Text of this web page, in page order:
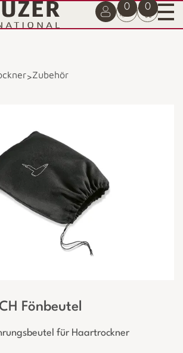
0 0
>Zubehör
Fönbeutel
für Haartrockner